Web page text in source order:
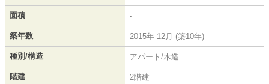
面積 -
築年数 2015年 12月 (築10年)
種別/構造 アパート/木造
階建 2階建